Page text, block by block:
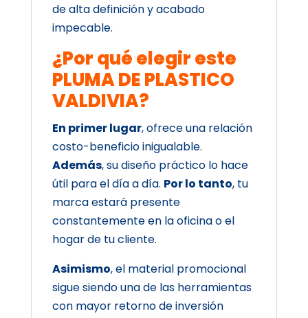
de alta definición y acabado
impecable.
¿Por qué elegir este
PLUMA DE PLASTICO
VALDIVIA?
En primer lugar, ofrece una relación
costo-beneficio inigualable.
Además, su diseño práctico lo hace
útil para el día a día. Por lo tanto, tu
marca estará presente
constantemente en la oficina o el
hogar de tu cliente.
Asimismo, el material promocional
sigue siendo una de las herramientas
con mayor retorno de inversión